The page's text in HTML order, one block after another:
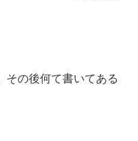
その後何て書いてある